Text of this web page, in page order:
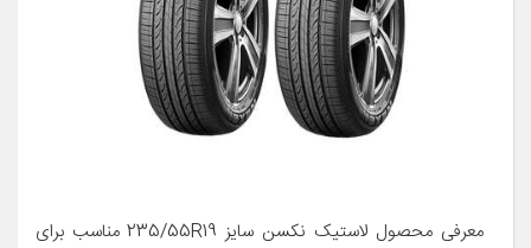
معرفی محصول لاستیک نکسن سایز 235/55R19 مناسب برای